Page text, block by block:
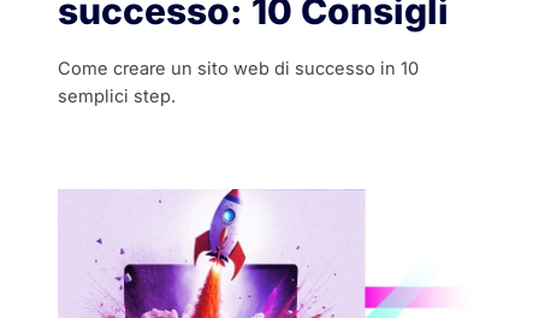
successo: 10 Consigli
Come creare un sito web di successo in 10
semplici step.